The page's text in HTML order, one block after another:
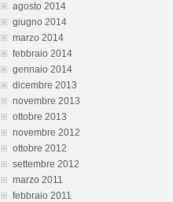
agosto 2014
giugno 2014
marzo 2014
febbraio 2014
gennaio 2014
dicembre 2013
novembre 2013
ottobre 2013
novembre 2012
ottobre 2012
settembre 2012
marzo 2011
febbraio 2011